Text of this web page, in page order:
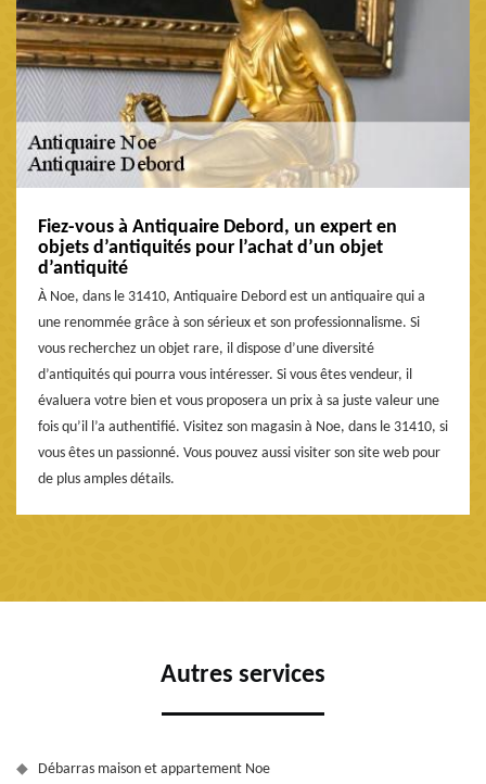
Fiez-vous à Antiquaire Debord, un expert en
objets d’antiquités pour l’achat d’un objet
d’antiquité
À Noe, dans le 31410, Antiquaire Debord est un antiquaire qui a
une renommée grâce à son sérieux et son professionnalisme. Si
vous recherchez un objet rare, il dispose d’une diversité
d’antiquités qui pourra vous intéresser. Si vous êtes vendeur, il
évaluera votre bien et vous proposera un prix à sa juste valeur une
fois qu’il l’a authentifié. Visitez son magasin à Noe, dans le 31410, si
vous êtes un passionné. Vous pouvez aussi visiter son site web pour
de plus amples détails.
Autres services
Débarras maison et appartement Noe